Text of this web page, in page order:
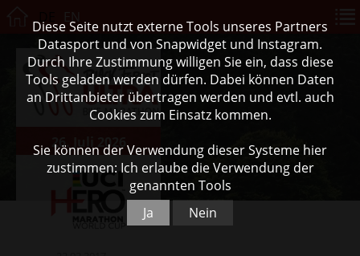
26. Juli 2026
Diese Seite nutzt externe Tools unseres Partners
Datasport und von Snapwidget und Instagram.
Durch Ihre Zustimmung willigen Sie ein, dass diese
Tools geladen werden dürfen. Dabei können Daten
an Drittanbieter übertragen werden und evtl. auch
Cookies zum Einsatz kommen.
Sie können der Verwendung dieser Systeme hier
zustimmen: Ich erlaube die Verwendung der
genannten Tools
Ja
Nein